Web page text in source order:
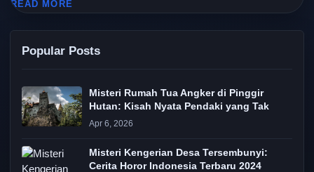
READ MORE
Popular Posts
Misteri Rumah Tua Angker di Pinggir
Hutan: Kisah Nyata Pendaki yang Tak
Apr 6, 2026
Misteri Kengerian Desa Tersembunyi:
Cerita Horor Indonesia Terbaru 2024